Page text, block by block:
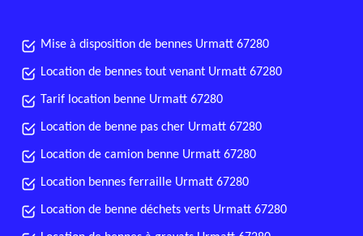
Mise à disposition de bennes Urmatt 67280
Location de bennes tout venant Urmatt 67280
Tarif location benne Urmatt 67280
Location de benne pas cher Urmatt 67280
Location de camion benne Urmatt 67280
Location bennes ferraille Urmatt 67280
Location de benne déchets verts Urmatt 67280